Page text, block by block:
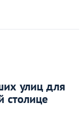
улиц для
столице